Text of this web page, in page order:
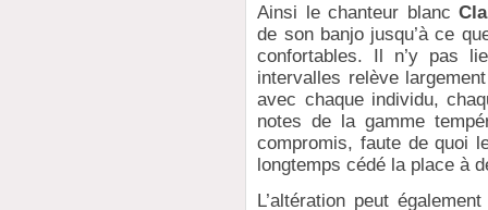
Ainsi le chanteur blanc
de son banjo jusqu’à ce
confortables. Il n’y pas
intervalles relève
avec chaque individu,
notes de la gamme
compromis, faute de quoi
longtemps cédé la place à
L’altération peut